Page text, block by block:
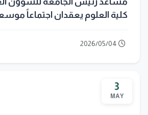
كلية العلوم يعقدان اجتماعاً
3
MAY